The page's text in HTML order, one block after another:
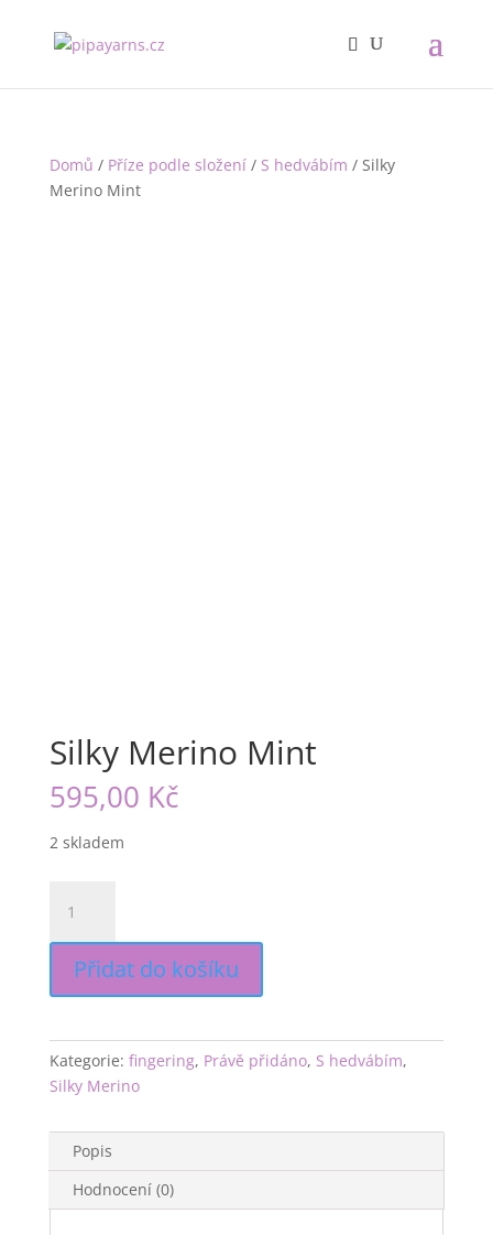
Domů / Příze podle složení/ S hedvábím / Silky
Merino Mint
Silky Merino Mint
595,00 Kč
2 skladem
Merino
Mint
množství
Přidat do košíku
Kategorie: fingering, Právě přidáno, S hedvábím,
Silky Merino
Popis
Hodnocení (0)